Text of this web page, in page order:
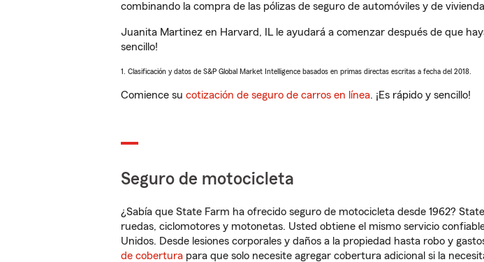
combinando la compra de las pólizas de seguro de automóviles y de
Juanita Martinez en Harvard, IL le ayudará a comenzar después de que
sencillo!
1. Clasificación y datos de S&P Global Market Intelligence basados en primas directas escritas a fecha del 2018.
Comience su cotización de seguro de carros en línea. ¡Es rápido y sencillo!
Seguro de motocicleta
¿Sabía que State Farm ha ofrecido seguro de motocicleta desde 1962?
ruedas, ciclomotores y motonetas. Usted obtiene el mismo servicio
Unidos. Desde lesiones corporales y daños a la propiedad hasta robo y
de cobertura para que solo necesite agregar cobertura adicional si la